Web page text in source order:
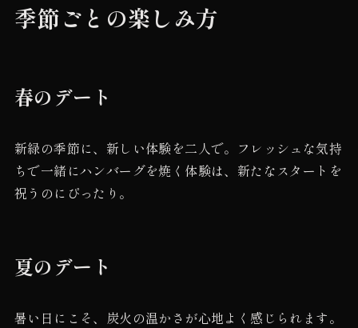
季節ごとの楽しみ方
春のデート
新緑の季節に、新しい体験を二人で。フレッシュな気持
ちで一緒にハンバーグを焼く体験は、新たなスタートを
祝うのにぴったり。
夏のデート
暑い日にこそ、炭火の温かさが心地よく感じられます。